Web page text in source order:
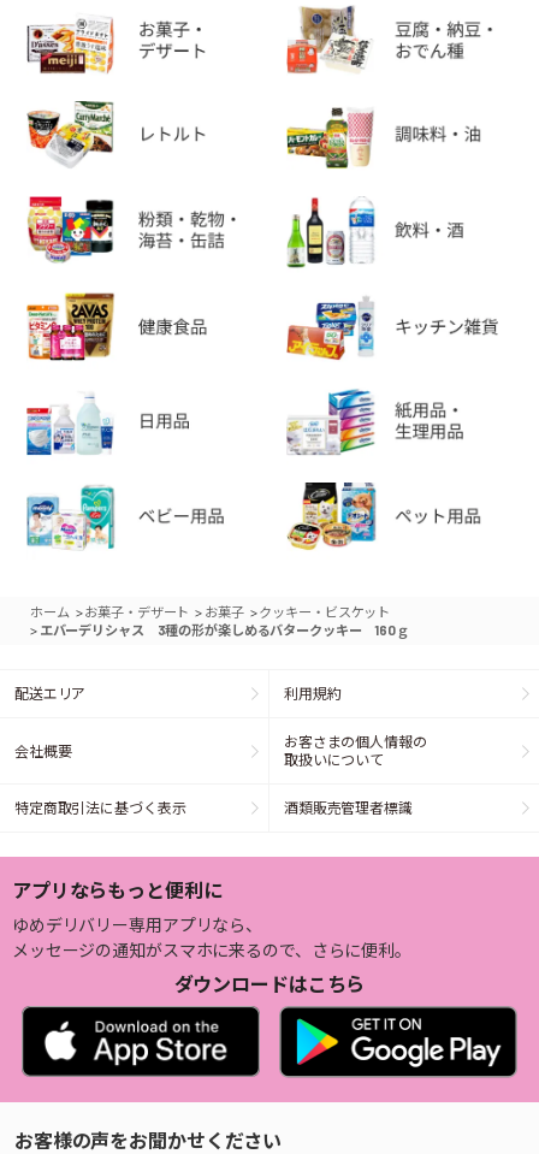
ホーム >お菓子・デザート > お菓子 >クッキー・ビスケット
> エバーデリシャス 3種の形が楽しめるバタークッキー 160ｇ
配送エリア 利用規約
会社概要
お客さまの個人情報の
取扱いについて
特定商取引法に基づく表示 酒類販売管理者標識
アプリならもっと便利に
ゆめデリバリー専用アプリなら、
メッセージの通知がスマホに来るので、さらに便利。
ダウンロードはこちら
お客様の声をお聞かせください